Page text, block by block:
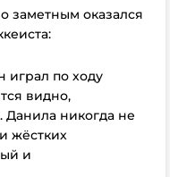
заметным оказался
играл по ходу
видно,
Данила никогда не
жёстких
и